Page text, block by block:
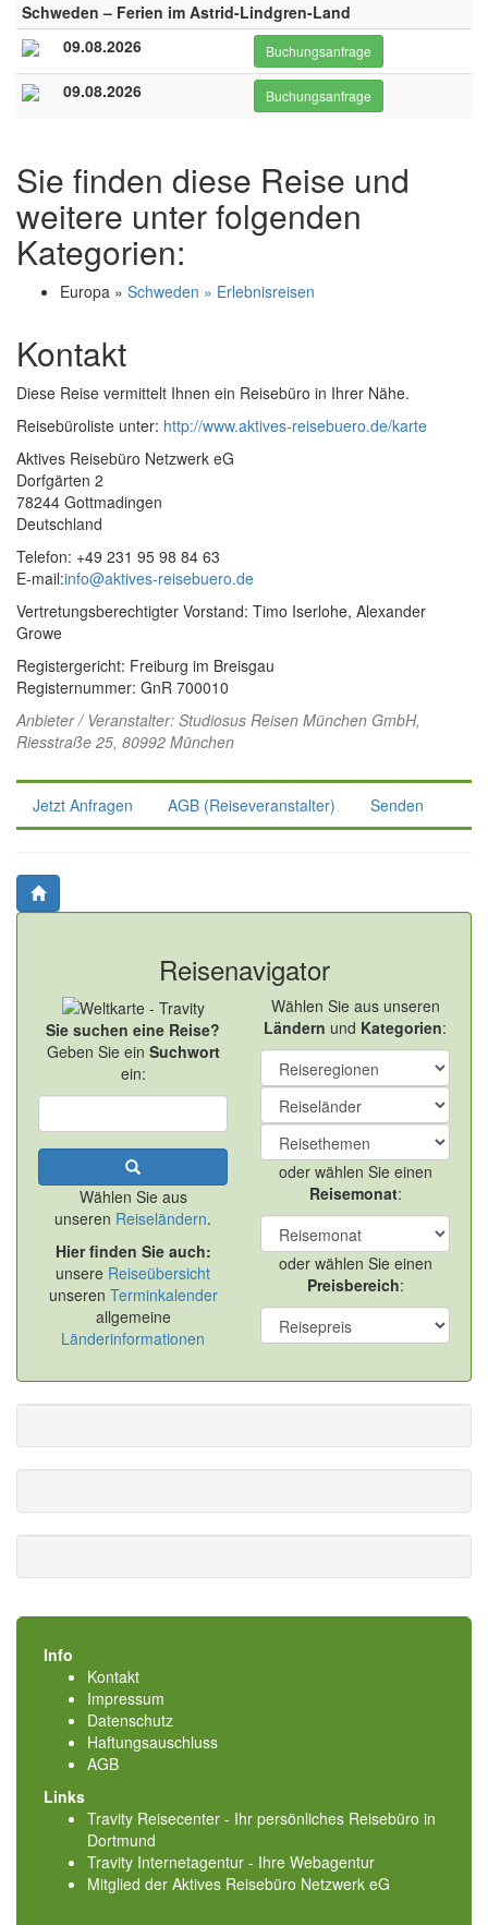
Schweden – Ferien im Astrid-Lindgren-Land
09.08.2026
Buchungsanfrage
09.08.2026 Buchungsanfrage
Sie finden diese Reise und
weitere unter folgenden
Kategorien:
Europa » Schweden » Erlebnisreisen
Kontakt
Diese Reise vermittelt Ihnen ein Reisebüro in Ihrer Nähe.
Reisebüroliste unter: http://www.aktives-reisebuero.de/karte
Aktives Reisebüro Netzwerk eG
Dorfgärten 2
78244 Gottmadingen
Deutschland
Telefon: +49 231 95 98 84 63
E-mail:info@aktives-reisebuero.de
Vertretungsberechtigter Vorstand: Timo Iserlohe, Alexander
Growe
Registergericht: Freiburg im Breisgau
Registernummer: GnR 700010
Anbieter / Veranstalter: Studiosus Reisen München GmbH,
Riesstraße 25, 80992 München
Jetzt Anfragen AGB (Reiseveranstalter) Senden
Reisenavigator
Sie suchen eine Reise?
Geben Sie ein Suchwort
ein:
Wählen Sie aus
unseren Reiseländern.
Hier finden Sie auch:
unsere Reiseübersicht
unseren Terminkalender
allgemeine
Länderinformationen
Wählen Sie aus unseren
Ländern und Kategorien:
oder wählen Sie einen
Reisemonat:
oder wählen Sie einen
Preisbereich:
Info
Kontakt
Impressum
Datenschutz
Haftungsauschluss
AGB
Links
Travity Reisecenter - Ihr persönliches Reisebüro in
Dortmund
Travity Internetagentur - Ihre Webagentur
Mitglied der Aktives Reisebüro Netzwerk eG